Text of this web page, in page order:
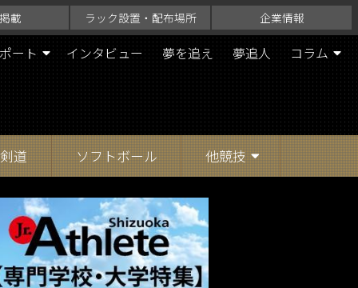
載 ラック設置・配布場所 企業情報
ート インタビュー 夢を追え 夢追人 コラム
剣道 ソフトボール 他競技